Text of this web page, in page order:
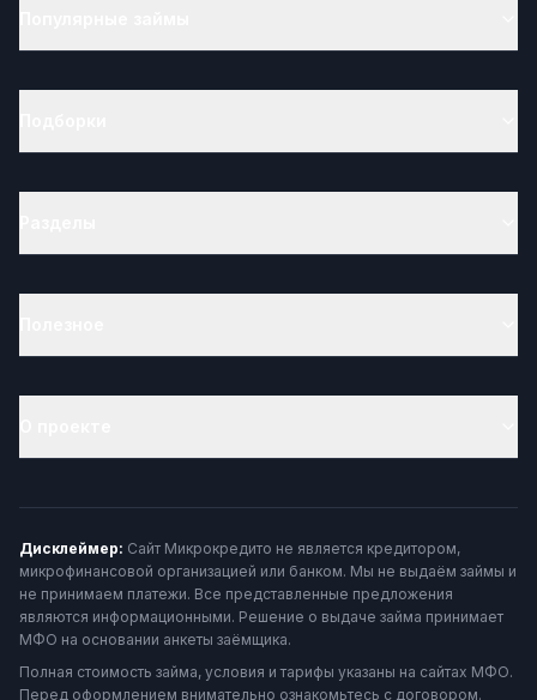
Дисклеймер: Сайт Микрокредито не является кредитором,
микрофинансовой организацией или банком. Мы не выдаём займы и
не принимаем платежи. Все представленные предложения
являются информационными. Решение о выдаче займа принимает
МФО на основании анкеты заёмщика.
Полная стоимость займа, условия и тарифы указаны на сайтах МФО.
Перед оформлением внимательно ознакомьтесь с договором.